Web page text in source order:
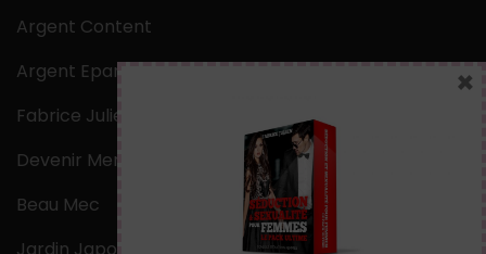
Argent Content
Argent Epargne
Fabrice Julien
Devenir Mentaliste
Beau Mec
×